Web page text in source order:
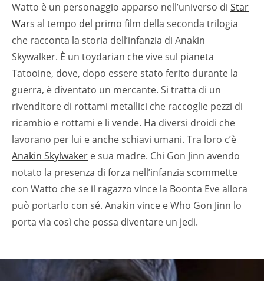
Watto è un personaggio apparso nell’universo di Star
Wars al tempo del primo film della seconda trilogia
che racconta la storia dell’infanzia di Anakin
Skywalker. È un toydarian che vive sul pianeta
Tatooine, dove, dopo essere stato ferito durante la
guerra, è diventato un mercante. Si tratta di un
rivenditore di rottami metallici che raccoglie pezzi di
ricambio e rottami e li vende. Ha diversi droidi che
lavorano per lui e anche schiavi umani. Tra loro c’è
Anakin Skylwaker e sua madre. Chi Gon Jinn avendo
notato la presenza di forza nell’infanzia scommette
con Watto che se il ragazzo vince la Boonta Eve allora
può portarlo con sé. Anakin vince e Who Gon Jinn lo
porta via così che possa diventare un jedi.